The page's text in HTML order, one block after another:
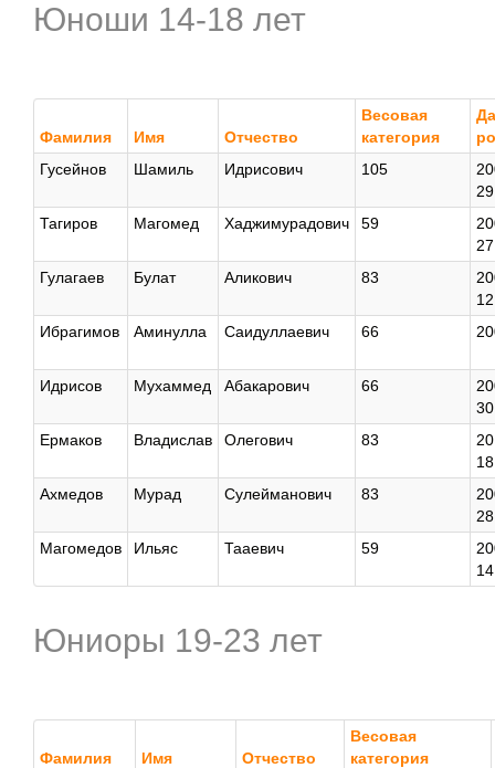
Юноши 14-18 лет
Фамилия Имя Отчество
Весовая
категория
Гусейнов
Шамиль Идрисович 105
29
Тагиров
Магомед Хаджимурадович 59
27
Гулагаев
Булат Аликович 83
12
Ибрагимов
Аминулла Саидуллаевич 66
Идрисов Мухаммед Абакарович 66
30
Ермаков
Владислав Олегович 83
18
Ахмедов
Мурад Сулейманович 83
28
Магомедов
Ильяс Тааевич 59
14
Юниоры 19-23 лет
Фамилия Имя Отчество
Весовая
категория